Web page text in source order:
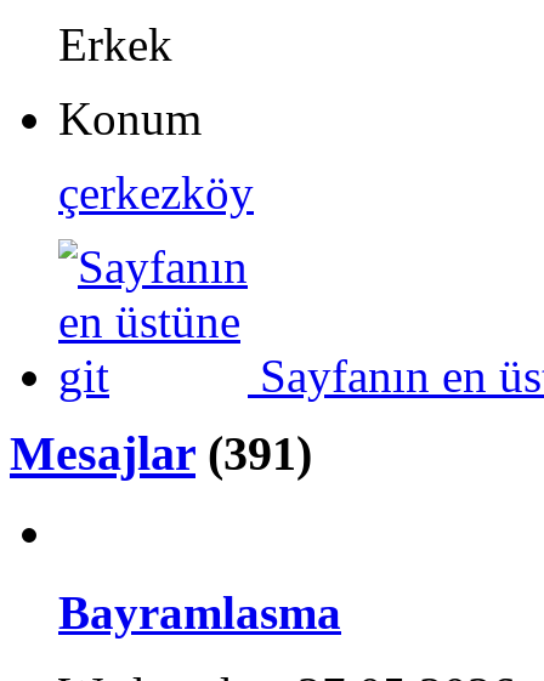
Erkek
Konum
çerkezköy
Sayfanın en
Mesajlar (391)
Bayramlasma